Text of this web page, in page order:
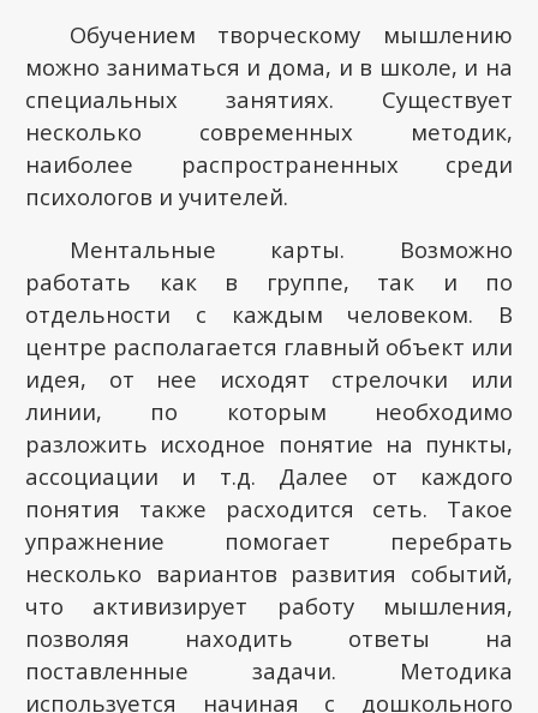
Обучением творческому мышлению
можно заниматься и дома, и в школе, и на
специальных занятиях. Существует
несколько современных методик,
наиболее распространенных среди
психологов и учителей.
Ментальные карты. Возможно
работать как в группе, так и по
отдельности с каждым человеком. В
центре располагается главный объект или
идея, от нее исходят стрелочки или
линии, по которым необходимо
разложить исходное понятие на пункты,
ассоциации и т.д. Далее от каждого
понятия также расходится сеть. Такое
упражнение помогает перебрать
несколько вариантов развития событий,
что активизирует работу мышления,
позволяя находить ответы на
поставленные задачи. Методика
используется начиная с дошкольного